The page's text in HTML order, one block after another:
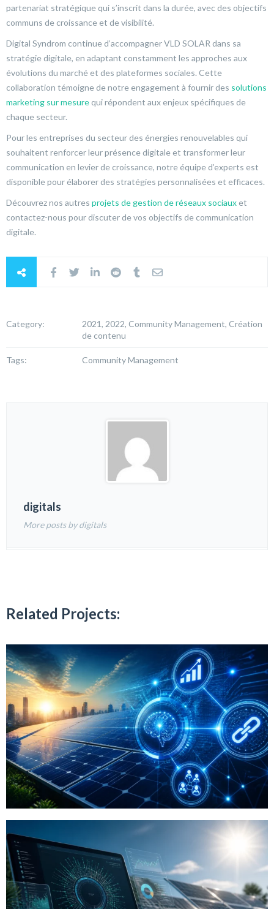
partenariat stratégique qui s’inscrit dans la durée, avec des objectifs
communs de croissance et de visibilité.
Digital Syndrom continue d’accompagner VLD SOLAR dans sa
stratégie digitale, en adaptant constamment les approches aux
évolutions du marché et des plateformes sociales. Cette
collaboration témoigne de notre engagement à fournir des solutions
marketing sur mesurequi répondent aux enjeux spécifiques de
chaque secteur.
Pour les entreprises du secteur des énergies renouvelables qui
souhaitent renforcer leur présence digitale et transformer leur
communication en levier de croissance, notre équipe d’experts est
disponible pour élaborer des stratégies personnalisées et efficaces.
Découvrez nos autres projets de gestion de réseaux sociaux et
contactez-nous pour discuter de vos objectifs de communication
digitale.
Category:
2021, 2022, Community Management, Création
de contenu
Tags: Community Management
digitals
More posts by digitals
Related Projects: